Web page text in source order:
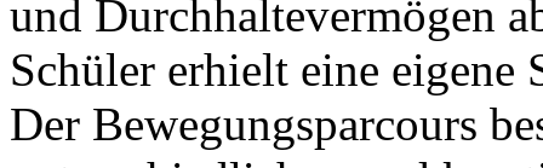
und Durchhaltevermögen
Schüler erhielt eine eigene
Der Bewegungsparcours